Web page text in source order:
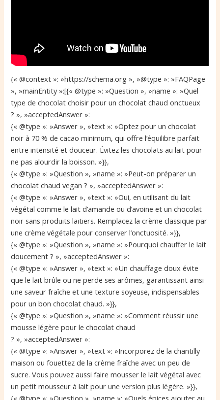
{« @context »: »https://schema.org », »@type »: »FAQPage
», »mainEntity »:[{« @type »: »Question », »name »: »Quel
type de chocolat choisir pour un chocolat chaud onctueux
? », »acceptedAnswer »:
{« @type »: »Answer », »text »: »Optez pour un chocolat
noir à 70 % de cacao minimum, qui offre l’équilibre parfait
entre intensité et douceur. Évitez les chocolats au lait pour
ne pas alourdir la boisson. »}},
{« @type »: »Question », »name »: »Peut-on préparer un
chocolat chaud vegan ? », »acceptedAnswer »:
{« @type »: »Answer », »text »: »Oui, en utilisant du lait
végétal comme le lait d’amande ou d’avoine et un chocolat
noir sans produits laitiers. Remplacez la crème classique par
une crème végétale pour conserver l’onctuosité. »}},
{« @type »: »Question », »name »: »Pourquoi chauffer le lait
doucement ? », »acceptedAnswer »:
{« @type »: »Answer », »text »: »Un chauffage doux évite
que le lait brûle ou ne perde ses arômes, garantissant ainsi
une saveur fraîche et une texture soyeuse, indispensables
pour un bon chocolat chaud. »}},
{« @type »: »Question », »name »: »Comment réussir une
mousse légère pour le chocolat chaud
? », »acceptedAnswer »:
{« @type »: »Answer », »text »: »Incorporez de la chantilly
maison ou fouettez de la crème fraîche avec un peu de
sucre. Vous pouvez aussi faire mousser le lait végétal avec
un petit mousseur à lait pour une version plus légère. »}},